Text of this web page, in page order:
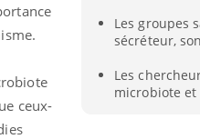
Les groupes
sécréteur,
Les
microbiote
ceux-
VIH : la fin du
tous les jours
elle enfin ?